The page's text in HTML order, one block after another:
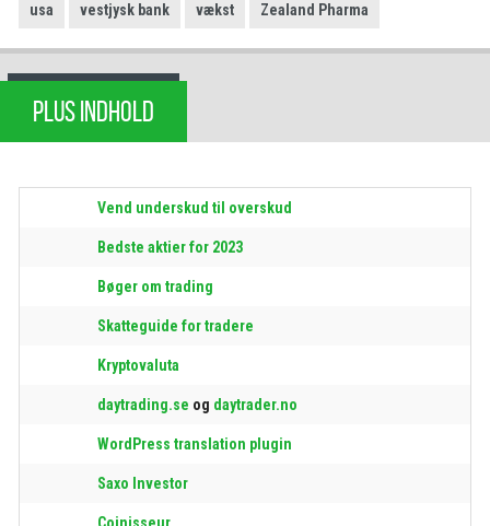
usa vestjysk bank vækst Zealand Pharma
PLUS INDHOLD
Vend underskud til overskud
Bedste aktier for 2023
Bøger om trading
Skatteguide for tradere
Kryptovaluta
daytrading.se og daytrader.no
WordPress translation plugin
Saxo Investor